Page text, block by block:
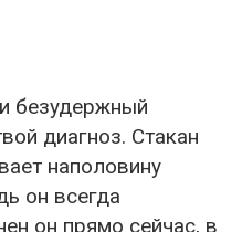
безудержный
диагноз. Стакан
наполовину
он всегда
он прямо сейчас, в